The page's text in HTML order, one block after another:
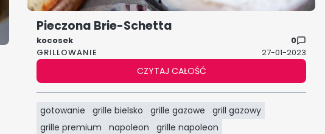
GRILLOWANIE 27-01-2023
Pieczona Brie-Schetta
CZYTAJ CAŁOŚĆ
kocosek 0
gotowanie grille bielsko grille gazowe
grill gazowy
grille premium
napoleon grille napoleon